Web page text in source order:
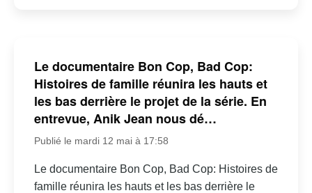
Le documentaire Bon Cop, Bad Cop:
Histoires de famille réunira les hauts et
les bas derrière le projet de la série. En
entrevue, Anik Jean nous dé…
Publié le mardi 12 mai à 17:58
Le documentaire Bon Cop, Bad Cop: Histoires de
famille réunira les hauts et les bas derrière le